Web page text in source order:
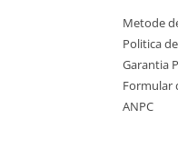
Metode
Politica
Garantia
Formular
ANPC